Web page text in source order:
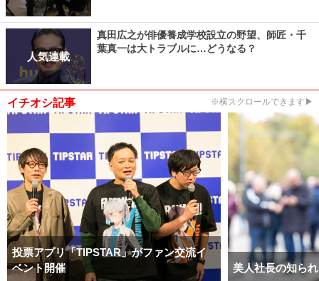
人気連載
真田広之が俳優養成学校設立の野望、師匠・千
葉真一は大トラブルに…どうなる？
イチオシ記事 ※横スクロールできます▶
投票アプリ「TIPSTAR」がファン交流イ
ベント開催
美人社長の知ら